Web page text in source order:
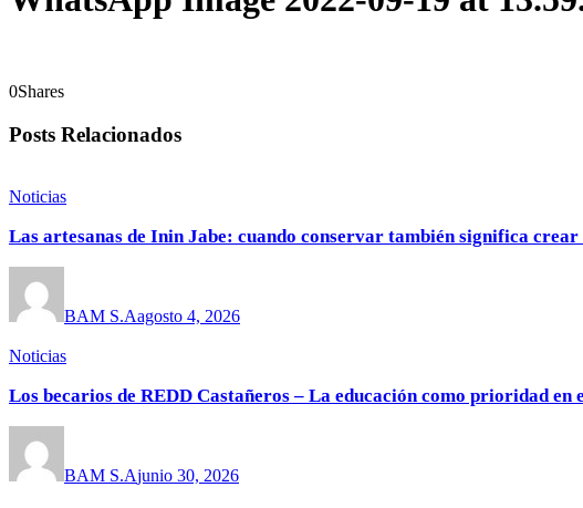
0Shares
Posts Relacionados
Noticias
Las artesanas de Inin Jabe: cuando conservar también significa
BAM S.Aagosto 4, 2026
Noticias
Los becarios de REDD Castañeros – La educación como prioridad en
BAM S.Ajunio 30, 2026